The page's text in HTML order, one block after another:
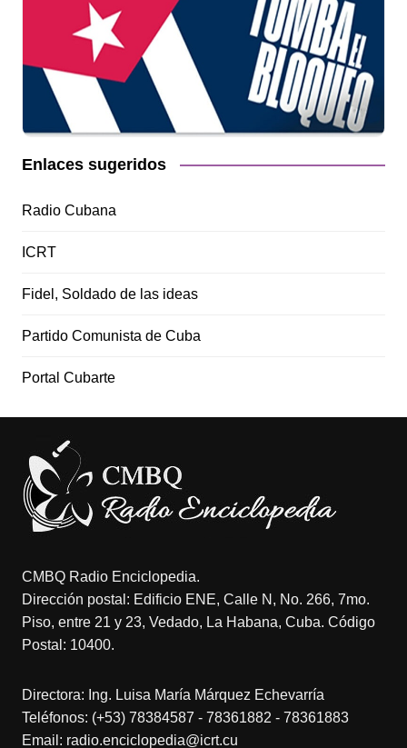
Enlaces sugeridos
Radio Cubana
ICRT
Fidel, Soldado de las ideas
Partido Comunista de Cuba
Portal Cubarte
CMBQ Radio Enciclopedia.
Dirección postal: Edificio ENE, Calle N, No. 266, 7mo.
Piso, entre 21 y 23, Vedado, La Habana, Cuba. Código
Postal: 10400.
Directora: Ing. Luisa María Márquez Echevarría
Teléfonos: (+53) 78384587 - 78361882 - 78361883
Email: radio.enciclopedia@icrt.cu